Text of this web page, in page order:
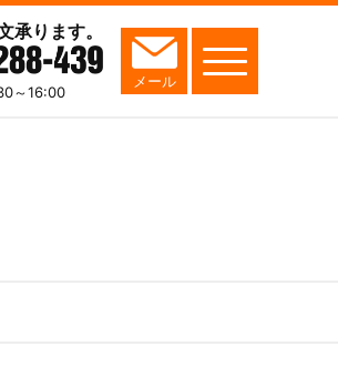
承ります。
～16:00
メール